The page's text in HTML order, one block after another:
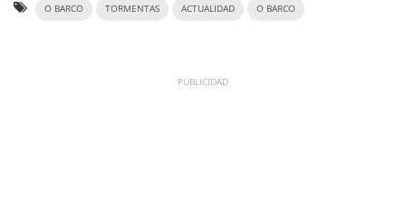
O BARCO TORMENTAS ACTUALIDAD O BARCO